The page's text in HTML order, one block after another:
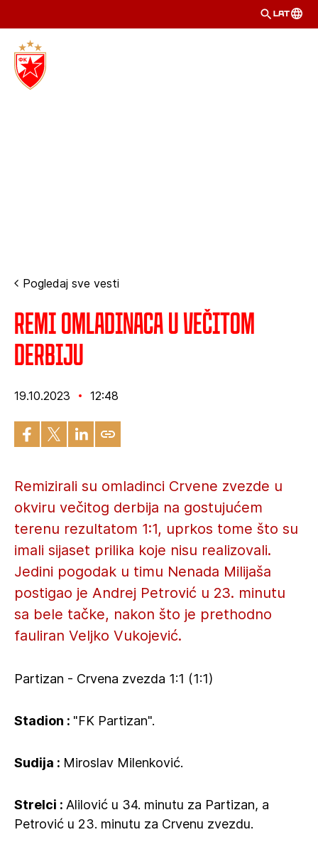
LAT
Pogledaj sve vesti
Remi omladinaca u večitom
derbiju
19.10.2023 12:48
Remizirali su omladinci Crvene zvezde u
okviru večitog derbija na gostujućem
terenu rezultatom 1:1, uprkos tome što su
imali sijaset prilika koje nisu realizovali.
Jedini pogodak u timu Nenada Milijaša
postigao je Andrej Petrović u 23. minutu
sa bele tačke, nakon što je prethodno
fauliran Veljko Vukojević.
Partizan - Crvena zvezda 1:1 (1:1)
Stadion : "FK Partizan".
Sudija : Miroslav Milenković.
Strelci : Alilović u 34. minutu za Partizan, a
Petrović u 23. minutu za Crvenu zvezdu.